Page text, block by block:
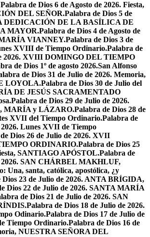
Palabra de Dios 6 de Agosto de 2026. Fiesta,
DEL SEÑOR.Palabra de Dios 5 de
DEDICACIÓN DE LA BASÍLICA DE
MAYOR.Palabra de Dios 4 de Agosto de
VIANNEY.Palabra de Dios 3 de
XVIII de Tiempo Ordinario.Palabra de
2026. XVIII DOMINGO DEL TIEMPO
de Dios 1º de agosto 2026.San Alfonso
de Dios 31 de Julio de 2026. Memoria,
LOYOLA.Palabra de Dios 30 de Julio del
DE JESÚS SACRAMENTADO
Palabra de Dios 29 de Julio de 2026.
MARÍA y LÁZARO.Palabra de Dios 28 de
XVII del Tiempo Ordinario.Palabra de
Lunes XVII de Tiempo
Dios 26 de Julio de 2026. XVII
ORDINARIO.Palabra de Dios 25
SANTIAGO APÓSTOL.Palabra de
2026. SAN CHÁRBEL MAKHLUF,
Una, santa, católica, apostólica, ¿y
Dios 23 de Julio de 2026. ANTA BRÍGIDA,
Dios 22 de Julio de 2026. SANTA MARÍA
de Dios 21 de Julio de 2026. SAN
Palabra de Dios 18 de Julio de 2026.
Odinario.Palabra de Dios 17 de Julio de
Tiempo Ordinario.Palabra de Dios 16 de
NUESTRA SEÑORA DEL